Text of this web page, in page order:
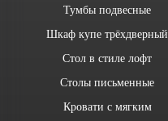
Тумбы подвесные
Шкаф купе трёхдверный
Стол в стиле лофт
Столы письменные
Кровати с мягким